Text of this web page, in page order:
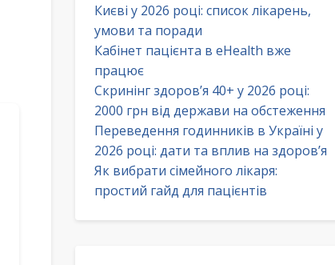
Києві у 2026 році: список лікарень,
умови та поради
Кабінет пацієнта в eHealth вже
працює
Скринінг здоров’я 40+ у 2026 році:
2000 грн від держави на обстеження
Переведення годинників в Україні у
2026 році: дати та вплив на здоров’я
Як вибрати сімейного лікаря:
простий гайд для пацієнтів